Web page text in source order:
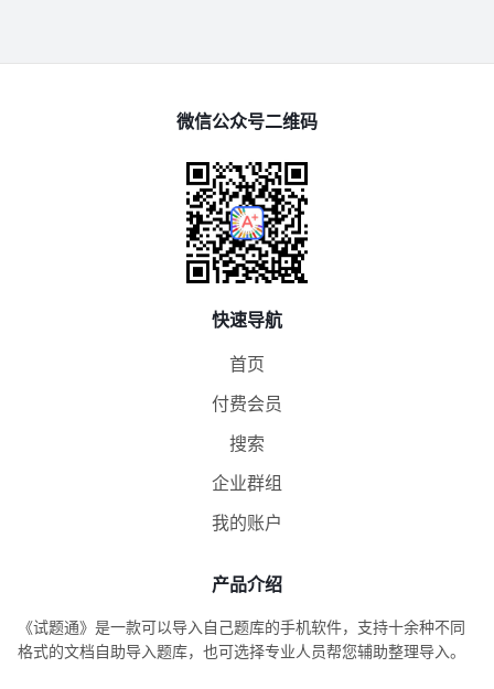
微信公众号二维码
快速导航
首页
付费会员
搜索
企业群组
我的账户
产品介绍
《试题通》是一款可以导入自己题库的手机软件，支持十余种不同
格式的文档自助导入题库，也可选择专业人员帮您辅助整理导入。